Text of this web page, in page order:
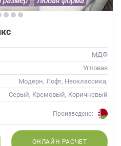
МДФ
Угловая
Модерн, Лофт, Неоклассика,
Современные
Серый, Кремовый, Коричневый
Произведено:
ОНЛАЙН РАСЧЕТ